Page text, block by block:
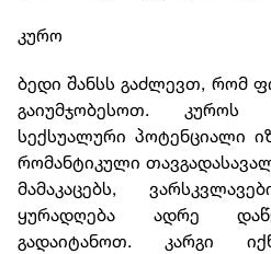
კურო
ბედი შანსს გაძლევთ, რომ
გაიუმჯობესოთ. კუროს
სექსუალური პოტენციალი
რომანტიკული
მამაკაცებს,
ყურადღება ადრე
გადაიტანოთ. კარგი